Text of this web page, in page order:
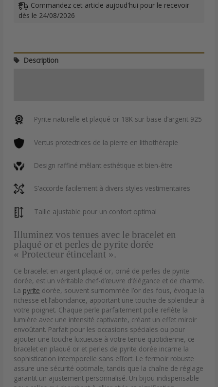
Commandez cet article aujoud'hui pour le recevoir
dès le 24/08/2026
Description
Pyrite naturelle et plaqué or 18K sur base d’argent 925
Vertus protectrices de la pierre en lithothérapie
Design raffiné mêlant esthétique et bien-être
S’accorde facilement à divers styles vestimentaires
Taille ajustable pour un confort optimal
Illuminez vos tenues avec le bracelet en
plaqué or et perles de pyrite dorée
« Protecteur étincelant ».
Ce bracelet en argent plaqué or, orné de perles de pyrite
dorée, est un véritable chef-d’œuvre d’élégance et de charme.
La pyrite dorée, souvent surnommée l’or des fous, évoque la
richesse et l’abondance, apportant une touche de splendeur à
votre poignet. Chaque perle parfaitement polie reflète la
lumière avec une intensité captivante, créant un effet miroir
envoûtant. Parfait pour les occasions spéciales ou pour
ajouter une touche luxueuse à votre tenue quotidienne, ce
bracelet en plaqué or et perles de pyrite dorée incarne la
sophistication intemporelle sans effort. Le fermoir robuste
assure une sécurité optimale, tandis que la chaîne de réglage
garantit un ajustement personnalisé. Un bijou indispensable